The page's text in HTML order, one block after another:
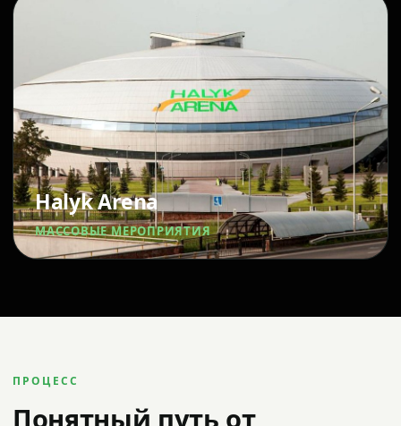
Halyk Arena
МАССОВЫЕ МЕРОПРИЯТИЯ
ПРОЦЕСС
Понятный путь от